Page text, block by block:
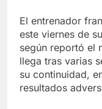
El entrenador
este viernes de
según reportó el
llega tras varias
su continuidad,
resultados